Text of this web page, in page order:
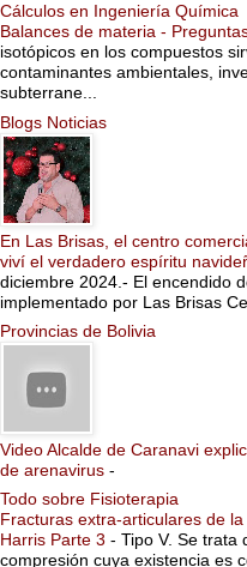
Cálculos en Ingeniería Química
Balances de materia -
isotópicos en los compuestos
contaminantes ambientales,
subterrane...
Blogs Noticias
En Las Brisas, el centro
viví el verdadero espíritu
diciembre 2024.- El encendido
implementado por Las Brisas
Provincias de Bolivia
Video Alcalde de Caranavi
de arenavirus -
Todo sobre Fisioterapia
Fracturas extra-articulares de
Harris Parte 3 - Tipo V. Se trata
compresión cuya existencia es